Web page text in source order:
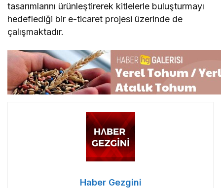
tasarımlarını ürünleştirerek kitlelerle buluşturmayı
hedeflediği bir e-ticaret projesi üzerinde de
çalışmaktadır.
Haber Gezgini